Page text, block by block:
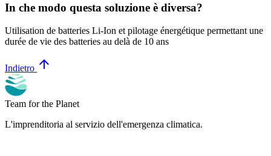
In che modo questa soluzione è diversa?
Utilisation de batteries Li-Ion et pilotage énergétique permettant une
durée de vie des batteries au delà de 10 ans
Indietro arrow_upward
Team for the Planet
L'imprenditoria al servizio dell'emergenza climatica.